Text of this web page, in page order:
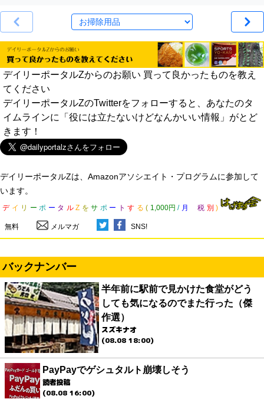
デイリーポータルZからのお願い 買って良かったものを教え
てください
デイリーポータルZのTwitterをフォローすると、あなたのタ
イムラインに「役には立たないけどなんかいい情報」がとど
きます！
デイリーポータルZは、Amazonアソシエイト・プログラムに参加して
います。
デ イ リ ー ポ ー タ ル Z を サ ポ ー ト す る ( 1,000円 / 月 税 別 )
無料 メルマガ SNS!
バックナンバー
半年前に駅前で見かけた食堂がどう
しても気になるのでまた行った（傑
作選）
スズキナオ
(08.08 18:00)
PayPayでゲシュタルト崩壊しそう
読者投稿
(08.08 16:00)